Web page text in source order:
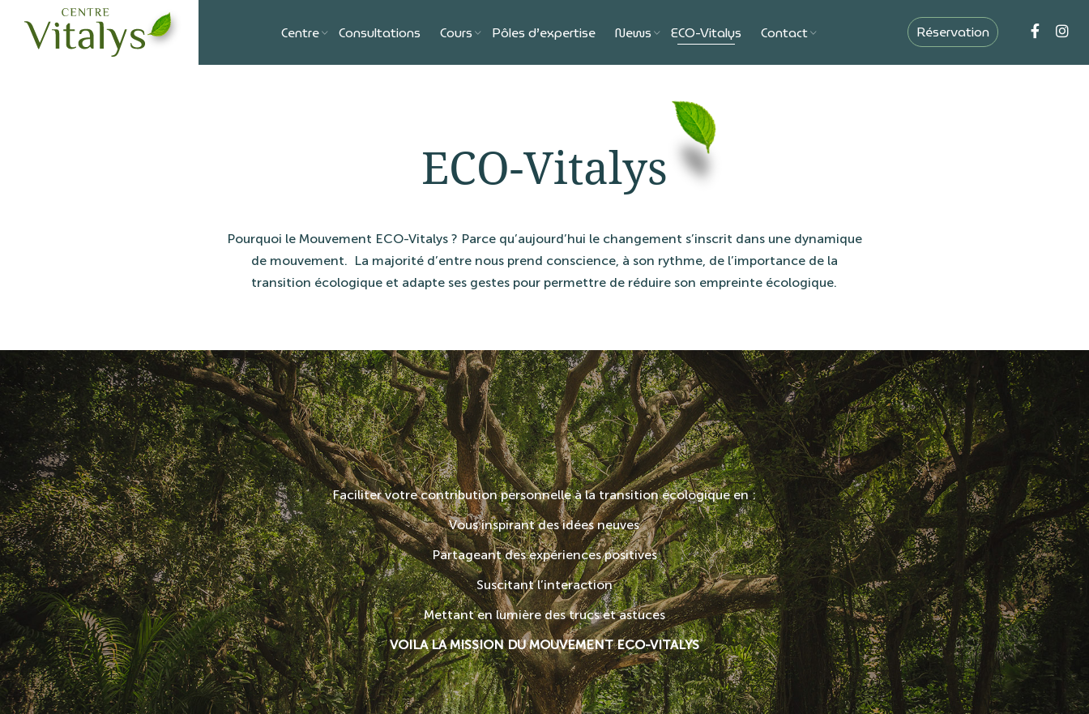
content
Centre Consultations Cours Pôles d’expertise News ECO-Vitalys Contact Réservation
ECO-Vitalys
Pourquoi le Mouvement ECO-Vitalys ? Parce qu’aujourd’hui le changement s’inscrit dans une dynamique
de mouvement. La majorité d’entre nous prend conscience, à son rythme, de l’importance de la
transition écologique et adapte ses gestes pour permettre de réduire son empreinte écologique.
Faciliter votre contribution personnelle à la transition écologique en :
Vous inspirant des idées neuves
Partageant des expériences positives
Suscitant l’interaction
Mettant en lumière des trucs et astuces
VOILA LA MISSION DU MOUVEMENT ECO-VITALYS